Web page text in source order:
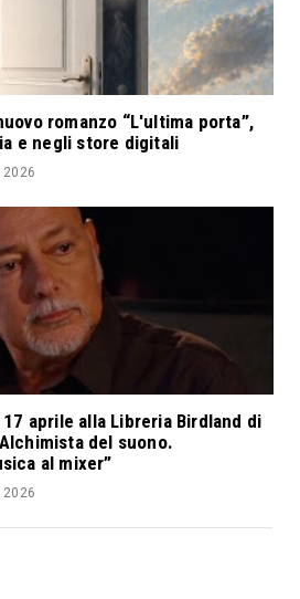
romanzo “L'ultima porta”,
e negli store digitali
aprile alla Libreria Birdland di
del suono.
al mixer”